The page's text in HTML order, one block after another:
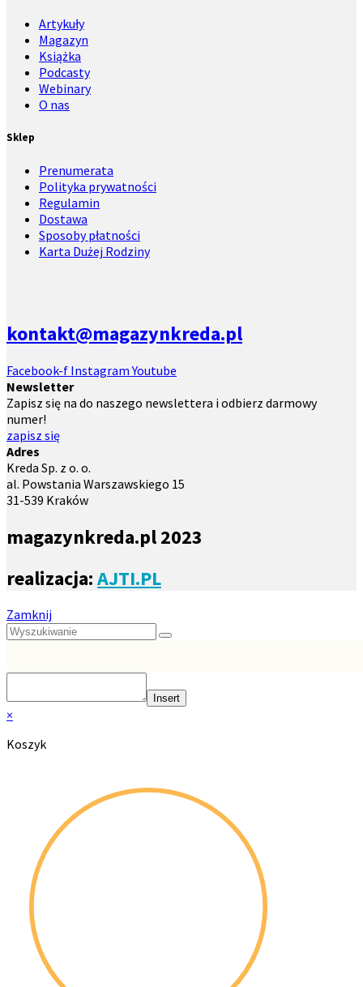
Artykuły
Magazyn
Książka
Podcasty
Webinary
O nas
Sklep
Prenumerata
Polityka prywatności
Regulamin
Dostawa
Sposoby płatności
Karta Dużej Rodziny
kontakt@magazynkreda.pl
Facebook-f Instagram Youtube
Newsletter
Zapisz się na do naszego newslettera i odbierz darmowy
numer!
zapisz się
Adres
Kreda Sp. z o. o.
al. Powstania Warszawskiego 15
31-539 Kraków
magazynkreda.pl 2023
realizacja:AJTI.PL
Zamknij
Insert
×
Koszyk